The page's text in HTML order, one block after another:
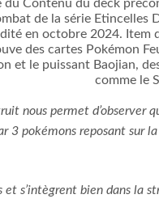
nous permet d’observer
pokémons reposant sur
s’intègrent bien dans